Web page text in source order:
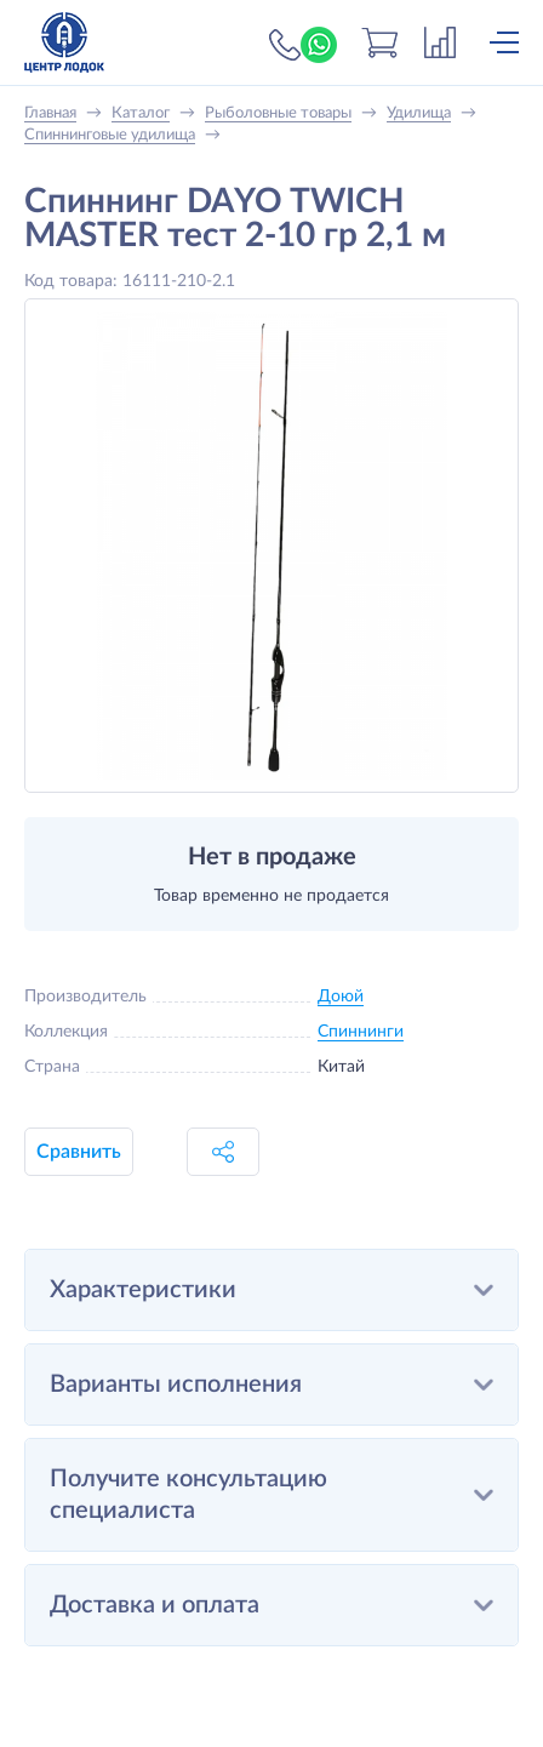
+7 (919) 698-56-
Главная → Каталог → Рыболовные товары → Удилища
→
Спиннинговые удилища
→
Спиннинг DAYO TWICH
MASTER тест 2-10 гр 2,1 м
Код товара: 16111-210-2.1
Нет в продаже
Товар временно не продается
Производитель Доюй
Коллекция Спиннинги
Страна Китай
Сравнить
Характеристики
Варианты исполнения
Получите консультацию
специалиста
Доставка и оплата